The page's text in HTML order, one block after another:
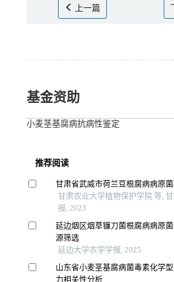
上一篇
基金资助
小麦茎基腐病抗病性鉴定